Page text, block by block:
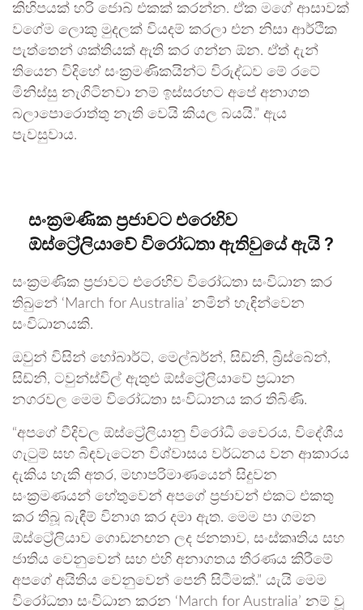
කිහිපයක් හරි ජොබ් එකක් කරන්න. ඒක මගේ ආසාවක්
වගේම ලොකු මුදලක් වියදම් කරලා එන නිසා ආර්ථික
පැත්තෙන් ශක්තියක් ඇති කර ගන්න ඕන. ඒත් දැන්
තියෙන විදිහේ සංක්‍රමණිකයින්ට විරුද්ධව මේ රටේ
මිනිස්සු නැගිටිනවා නම් ඉස්සරහට අපේ අනාගත
බලාපොරොත්තු නැති වෙයි කියල බයයි.” ඇය
පැවසුවාය.
සංක්‍රමණික ප්‍රජාවට එරෙහිව
ඕස්ට්‍රේලියාවේ විරෝධතා ඇතිවුයේ ඇයි ?
සංක්‍රමණික ප්‍රජාවට එරෙහිව විරෝධතා සංවිධාන කර
තිබුනේ ‘March for Australia’ නමින් හැඳින්වෙන
සංවිධානයකි.
ඔවුන් විසින් හෝබාර්ට්, මෙල්බර්න්, සිඩ්නි, බ්‍රිස්බේන්,
සිඩ්නි, ටවුන්ස්විල් ඇතුළු ඕස්ට්‍රේලියාවේ ප්‍රධාන
නගරවල මෙම විරෝධතා සංවිධානය කර තිබිණි.
“අපගේ වීදිවල ඕස්ට්‍රේලියානු විරෝධී වෛරය, විදේශීය
ගැටුම් සහ බිඳවැටෙන විශ්වාසය වර්ධනය වන ආකාරය
දැකිය හැකි අතර, මහාපරිමාණයෙන් සිදුවන
සංක්‍රමණයන් හේතුවෙන් අපගේ ප්‍රජාවන් එකට එකතු
කර තිබූ බැඳීම් විනාශ කර දමා ඇත. මෙම පා ගමන
ඕස්ට්‍රේලියාව ගොඩනඟන ලද ජනතාව, සංස්කෘතිය සහ
ජාතිය වෙනුවෙන් සහ එහි අනාගතය තීරණය කිරීමේ
අපගේ අයිතිය වෙනුවෙන් පෙනී සිටීමක්.” යැයි මෙම
විරෝධතා සංවිධාන කරන ‘March for Australia’ නම් වූ